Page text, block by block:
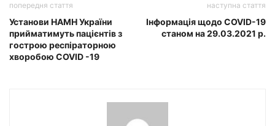
попередня стаття
Установи НАМН України
прийматимуть пацієнтів з
гострою респіраторною
хворобою COVID -19
наступна стаття
Інформація щодо COVID-19
станом на 29.03.2021 р.